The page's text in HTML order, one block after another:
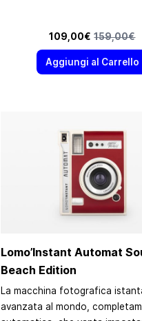
Prezzo speciale
109,00€ Prezzo
159,00€
Aggiungi al Carrello
Lomo’Instant Automat
Beach Edition
La macchina fotografica
avanzata al mondo,